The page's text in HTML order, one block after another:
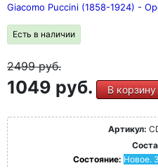
Giacomo Puccini (1858-1924) -
Есть в наличии
2499руб.
1049 руб. В корзину
Артикул:
Состояние: Новое.